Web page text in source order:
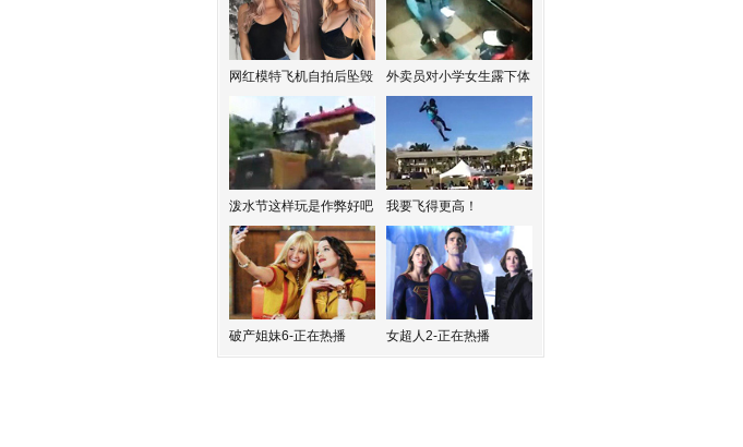
网红模特飞机自拍后坠毁 外卖员对小学女生露下体
泼水节这样玩是作弊好吧 我要飞得更高！
破产姐妹6-正在热播 女超人2-正在热播